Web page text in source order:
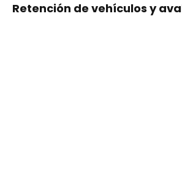
Retención de vehículos y